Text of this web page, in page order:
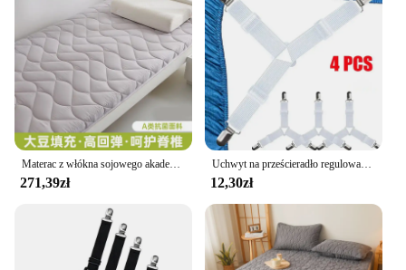
271,39zł
Uchwyt na prześcieradło regulowane elastyczne 12 klipsów uchwyt stały zapięcia na materac koce do przykrycia chwytaków mocujących pasek antypoślizgowy
12,30zł